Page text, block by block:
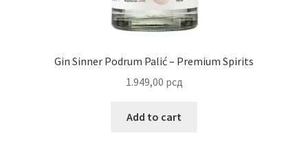
Gin Sinner Podrum Palić – Premium Spirits
1.949,00 рсд
Add to cart